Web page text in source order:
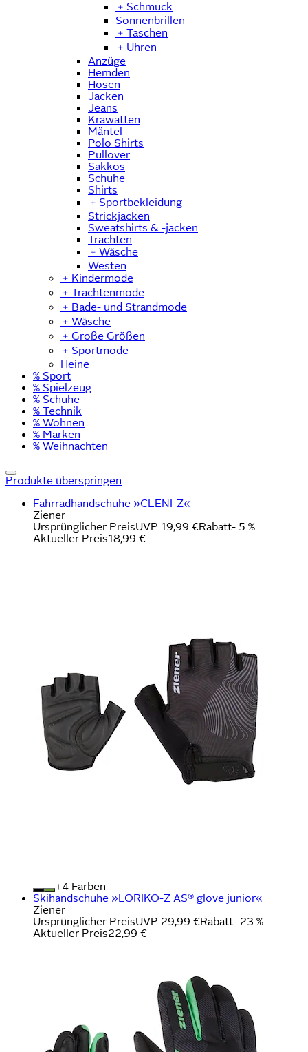
﹢ Schmuck
Sonnenbrillen
﹢ Taschen
﹢ Uhren
Anzüge
Hemden
Hosen
Jacken
Jeans
Krawatten
Mäntel
Polo Shirts
Pullover
Sakkos
Schuhe
Shirts
﹢ Sportbekleidung
Strickjacken
Sweatshirts & -jacken
Trachten
﹢ Wäsche
Westen
﹢ Kindermode
﹢ Trachtenmode
﹢ Bade- und Strandmode
﹢ Wäsche
﹢ Große Größen
﹢ Sportmode
Heine
% Sport
% Spielzeug
% Schuhe
% Technik
% Wohnen
% Marken
% Weihnachten
Produkte überspringen
Fahrradhandschuhe »CLENI-Z«
Ziener
Ursprünglicher PreisUVP 19,99 €Rabatt- 5 %
Aktueller Preis18,99 €
+
Farben
Skihandschuhe »LORIKO-Z AS® glove junior«
Ziener
Ursprünglicher PreisUVP 29,99 €Rabatt- 23 %
Aktueller Preis22,99 €